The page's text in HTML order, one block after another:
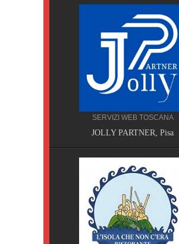
SERVIZI WEB TOSCANA
JOLLY PARTNER, Pisa